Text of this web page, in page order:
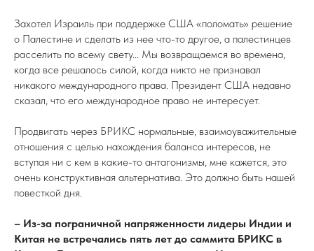
Захотел Израиль при поддержке США «поломать» решение
о Палестине и сделать из нее что-то другое, а палестинцев
расселить по всему свету... Мы возвращаемся во времена,
когда все решалось силой, когда никто не признавал
никакого международного права. Президент США недавно
сказал, что его международное право не интересует.
Продвигать через БРИКС нормальные, взаимоуважительные
отношения с целью нахождения баланса интересов, не
вступая ни с кем в какие-то антагонизмы, мне кажется, это
очень конструктивная альтернатива. Это должно быть нашей
повесткой дня.
– Из-за пограничной напряженности лидеры Индии и
Китая не встречались пять лет до саммита БРИКС в